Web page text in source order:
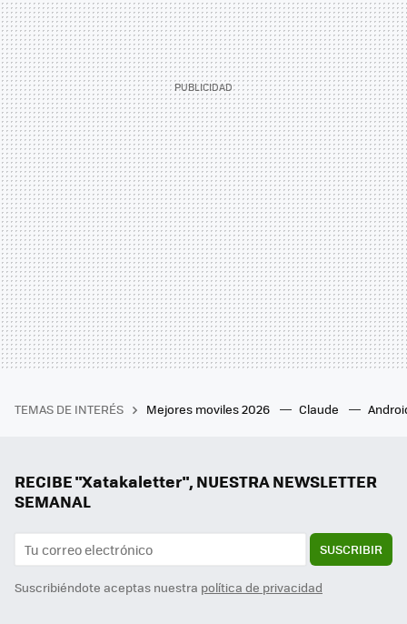
TEMAS DE INTERÉS Mejores moviles 2026 Claude
RECIBE "Xatakaletter", NUESTRA NEWSLETTER
SEMANAL
SUSCRIBIR
Suscribiéndote aceptas nuestra política de privacidad